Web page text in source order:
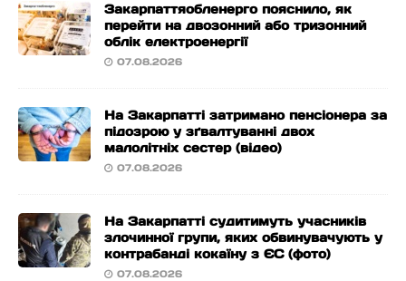
Закарпаттяобленерго пояснило, як
перейти на двозонний або тризонний
облік електроенергії
07.08.2026
На Закарпатті затримано пенсіонера за
підозрою у зґвалтуванні двох
малолітніх сестер (відео)
07.08.2026
На Закарпатті судитимуть учасників
злочинної групи, яких обвинувачують у
контрабанді кокаїну з ЄС (фото)
07.08.2026